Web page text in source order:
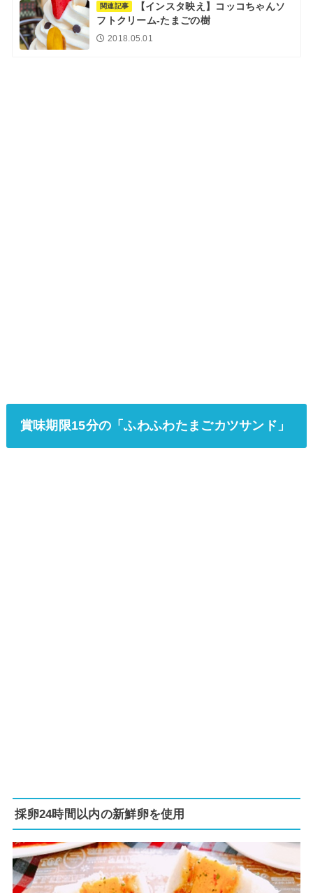
関連記事
【インスタ映え】コッコちゃんソ
フトクリーム-たまごの樹
2018.05.01
賞味期限15分の「ふわふわたまごカツサンド」
採卵24時間以内の新鮮卵を使用